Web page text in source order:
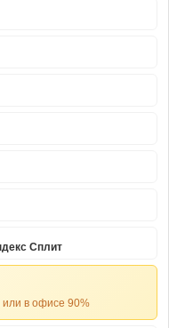
Сплит
в офисе 90%